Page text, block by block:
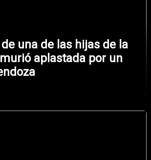
una de las hijas de la
aplastada por un